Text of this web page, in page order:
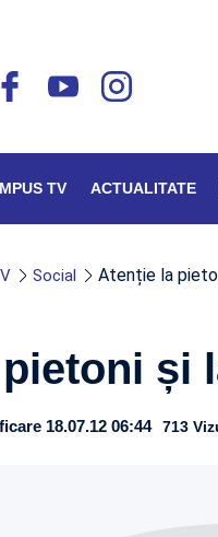
TV ACTUALITATE
Social Atenție la
și
18.07.12 06:44 713